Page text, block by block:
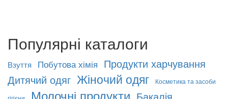
Популярні каталоги
Взуття Побутова хімія Продукти харчування
Дитячий одяг Жіночий одяг
Косметика та засоби
Молочні продукти